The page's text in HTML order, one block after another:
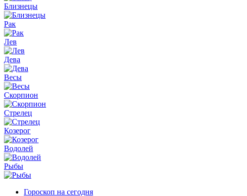
Близнецы
Рак
Лев
Дева
Весы
Скорпион
Стрелец
Козерог
Водолей
Рыбы
Гороскоп на сегодня